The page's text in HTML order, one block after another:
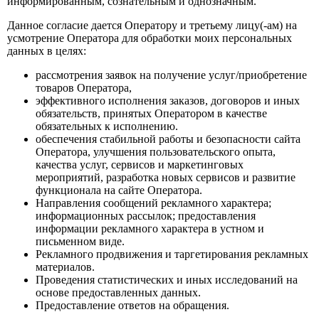
Данное согласие дается Оператору и третьему лицу(-ам) на
усмотрение Оператора для обработки моих персональных
данных в целях:
рассмотрения заявок на получение услуг/приобретение
товаров Оператора,
эффективного исполнения заказов, договоров и иных
обязательств, принятых Оператором в качестве
обязательных к исполнению.
обеспечения стабильной работы и безопасности сайта
Оператора, улучшения пользовательского опыта,
качества услуг, сервисов и маркетинговых
мероприятий, разработка новых сервисов и развитие
функционала на сайте Оператора.
Направления сообщений рекламного характера;
информационных рассылок; предоставления
информации рекламного характера в устном и
письменном виде.
Рекламного продвижения и таргетирования рекламных
материалов.
Проведения статистических и иных исследований на
основе предоставленных данных.
Предоставление ответов на обращения.